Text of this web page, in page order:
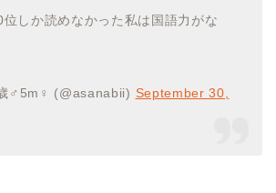
しか読めなかった私は国語力がな
♂5m♀ (@asanabii) September 30,